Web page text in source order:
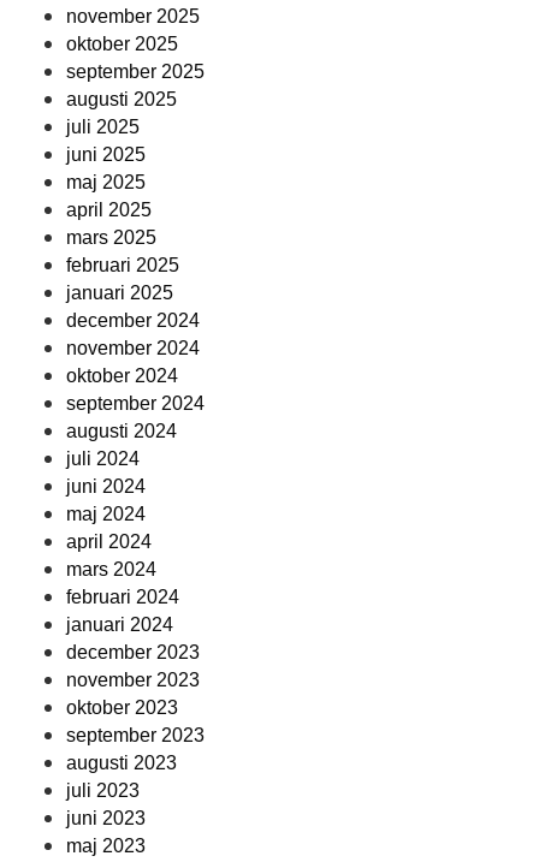
november 2025
oktober 2025
september 2025
augusti 2025
juli 2025
juni 2025
maj 2025
april 2025
mars 2025
februari 2025
januari 2025
december 2024
november 2024
oktober 2024
september 2024
augusti 2024
juli 2024
juni 2024
maj 2024
april 2024
mars 2024
februari 2024
januari 2024
december 2023
november 2023
oktober 2023
september 2023
augusti 2023
juli 2023
juni 2023
maj 2023